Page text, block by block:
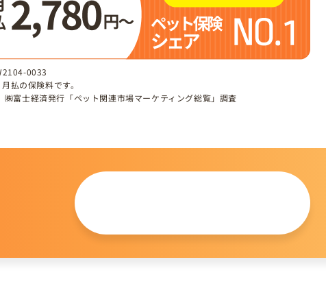
0033
払の保険料です。
富士経済発行「ペット関連市場マーケティング総覧」調査